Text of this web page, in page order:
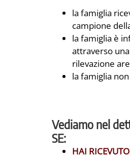
la famiglia
campione
la famiglia è
attraverso
rilevazione
la famiglia
Vediamo nel
SE:
HAI